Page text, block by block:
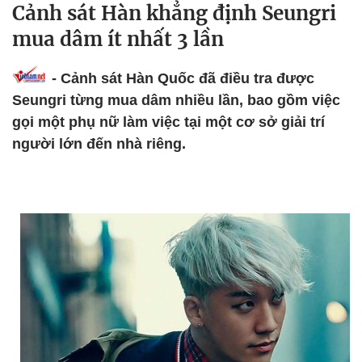
Cảnh sát Hàn khẳng định Seungri
mua dâm ít nhất 3 lần
- Cảnh sát Hàn Quốc đã điều tra được
Seungri từng mua dâm nhiều lần, bao gồm việc
gọi một phụ nữ làm việc tại một cơ sở giải trí
người lớn đến nhà riêng.